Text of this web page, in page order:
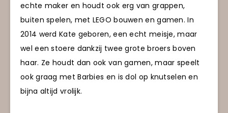
echte maker en houdt ook erg van grappen,
buiten spelen, met LEGO bouwen en gamen. In
2014 werd Kate geboren, een echt meisje, maar
wel een stoere dankzij twee grote broers boven
haar. Ze houdt dan ook van gamen, maar speelt
ook graag met Barbies en is dol op knutselen en
bijna altijd vrolijk.